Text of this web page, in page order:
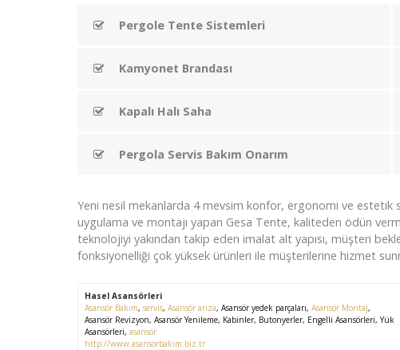
Pergole Tente Sistemleri
Kamyonet Brandası
Kapalı Halı Saha
Pergola Servis Bakım Onarım
Yeni nesil mekanlarda 4 mevsim konfor, ergonomi ve
uygulama ve montajı yapan Gesa Tente, kaliteden ödün
teknolojiyi yakından takip eden imalat alt yapısı, müşteri
fonksiyonelliği çok yüksek ürünleri ile müşterilerine hizmet
Hasel Asansörleri
Asansör Bakım, servis, Asansör arıza, Asansör yedek parçaları, Asansör Montaj,
Asansör Revizyon, Asansör Yenileme, Kabinler, Butonyerler, Engelli Asansörleri, Yük
Asansörleri, asansör
http://www.asansorbakim.biz.tr